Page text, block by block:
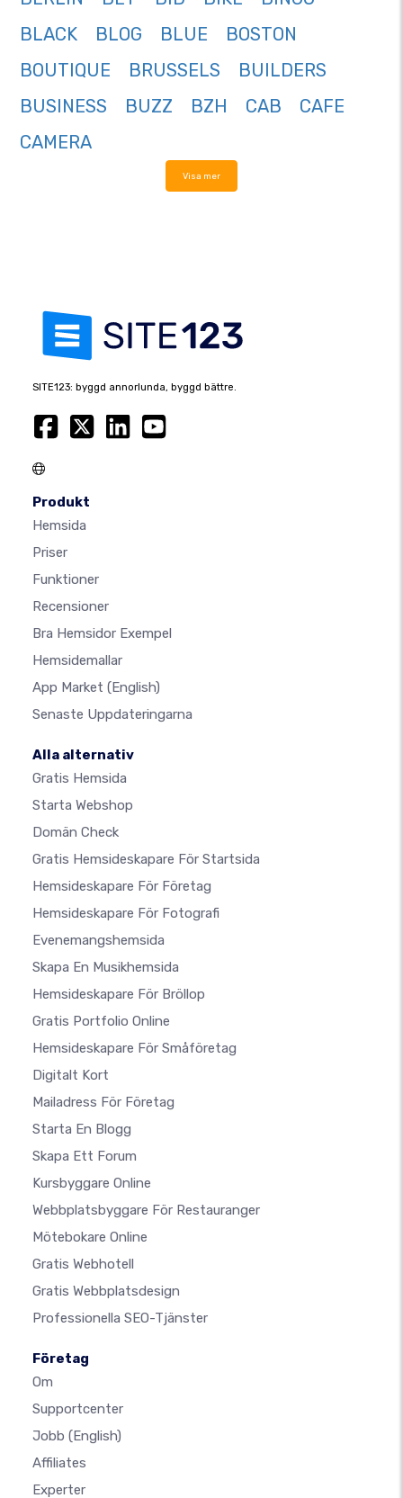
BLACK
BLOG BLUE
BOSTON
BOUTIQUE
BRUSSELS
BUILDERS
BUSINESS
BUZZ BZH CAB
CAFE
CAMERA
Visa mer
SITE123: byggd annorlunda, byggd bättre.
Produkt
Hemsida
Priser
Funktioner
Recensioner
Bra Hemsidor Exempel
Hemsidemallar
App Market (English)
Senaste Uppdateringarna
Alla alternativ
Gratis Hemsida
Starta Webshop
Domän Check
Gratis Hemsideskapare För Startsida
Hemsideskapare För Företag
Hemsideskapare För Fotografi
Evenemangshemsida
Skapa En Musikhemsida
Hemsideskapare För Bröllop
Gratis Portfolio Online
Hemsideskapare För Småföretag
Digitalt Kort
Mailadress För Företag
Starta En Blogg
Skapa Ett Forum
Kursbyggare Online
Webbplatsbyggare För Restauranger
Mötebokare Online
Gratis Webhotell
Gratis Webbplatsdesign
Professionella SEO-Tjänster
Företag
Om
Supportcenter
Jobb (English)
Affiliates
Experter